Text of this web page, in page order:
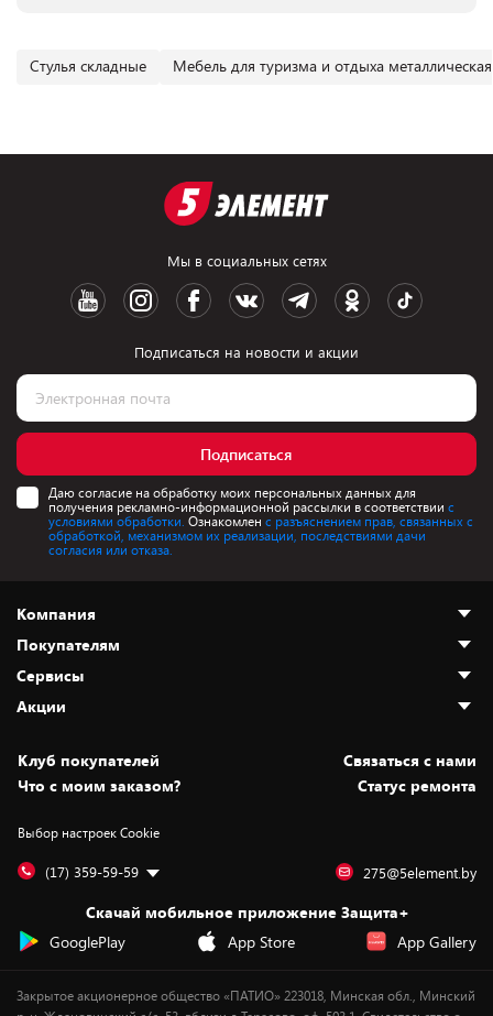
Cтулья складные Мебель для туризма и отдыха металлическая
Мы в социальных сетях
Подписаться на новости и акции
Подписаться
Даю согласие на обработку моих персональных данных для
получения рекламно-информационной рассылки в соответствии с
условиями обработки. Ознакомлен с разъяснением прав, связанных с
обработкой, механизмом их реализации, последствиями дачи
согласия или отказа.
Компания
О нас
Адреса магазинов
Новости
Статьи и обзоры
Вакансии
Дай пять добру!
Покупателям
Как сделать заказ
Оплата и доставка
Безналичный расчёт
Обмен и возврат товара
Обработка персональных данных
Подарочные карты
Сервисы
Установка техники
Для игровых консолей
Для мобильных устройств
Для компьютеров
Сервисные центры
Акции
Скидки и промокоды
Белорусские товары
Бонусы
Оплата частями
Уценка
Клуб покупателей
Cвязаться с нами
Что с моим заказом?
Статус ремонта
Выбор настроек Cookie
(17) 359-59-59 275@5element.by
Скачай мобильное приложение Защита+
GooglePlay
App Store App Gallery
Закрытое акционерное общество «ПАТИО» 223018, Минская обл., Минский